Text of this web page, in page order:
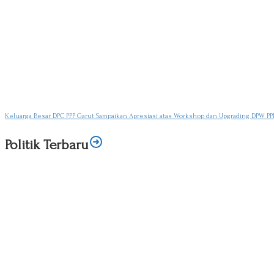
Keluarga Besar DPC PPP Garut Sampaikan Apresiasi atas Workshop dan Upgrading DPW
Politik Terbaru